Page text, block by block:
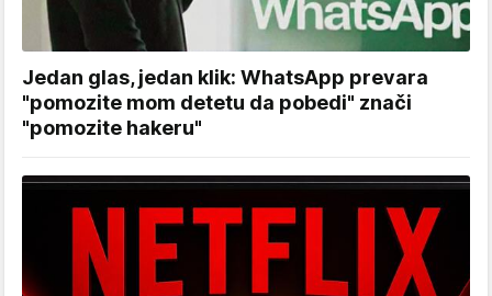
Jedan glas, jedan klik: WhatsApp prevara
"pomozite mom detetu da pobedi" znači
"pomozite hakeru"